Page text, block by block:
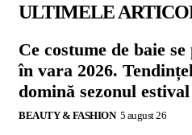
ULTIMELE
Ce costume de baie
în vara 2026.
domină sezonul estival
BEAUTY & FASHION 5 august 26